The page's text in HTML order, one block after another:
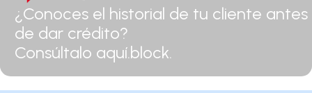
¿Conoces el historial de tu cliente antes
de dar crédito?
Consúltalo aquí.block.